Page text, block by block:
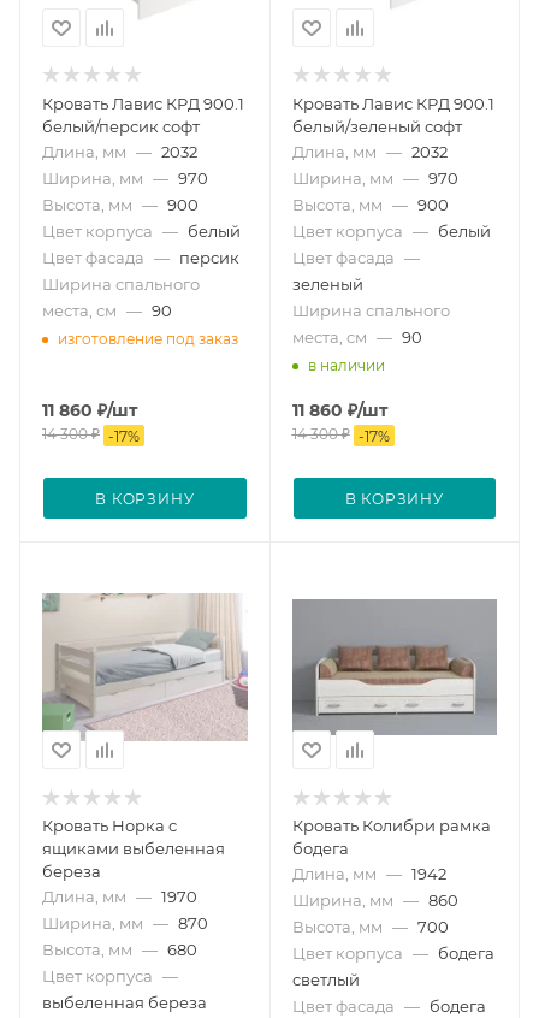
Кровать Лавис КРД 900.1
белый/персик софт
Длина, мм — 2032
Ширина, мм — 970
Высота, мм — 900
Цвет корпуса — белый
Цвет фасада — персик
Ширина спального
места, см — 90
изготовление под заказ
11 860 ₽/шт
14 300₽ -17%
В КОРЗИНУ
Кровать Лавис КРД 900.1
белый/зеленый софт
Длина, мм — 2032
Ширина, мм — 970
Высота, мм — 900
Цвет корпуса — белый
Цвет фасада —
зеленый
Ширина спального
места, см — 90
в наличии
11 860 ₽/шт
14 300₽ -17%
В КОРЗИНУ
Кровать Норка с
ящиками выбеленная
береза
Длина, мм — 1970
Ширина, мм — 870
Высота, мм — 680
Цвет корпуса —
выбеленная береза
Кровать Колибри рамка
бодега
Длина, мм — 1942
Ширина, мм — 860
Высота, мм — 700
Цвет корпуса — бодега
светлый
Цвет фасада — бодега